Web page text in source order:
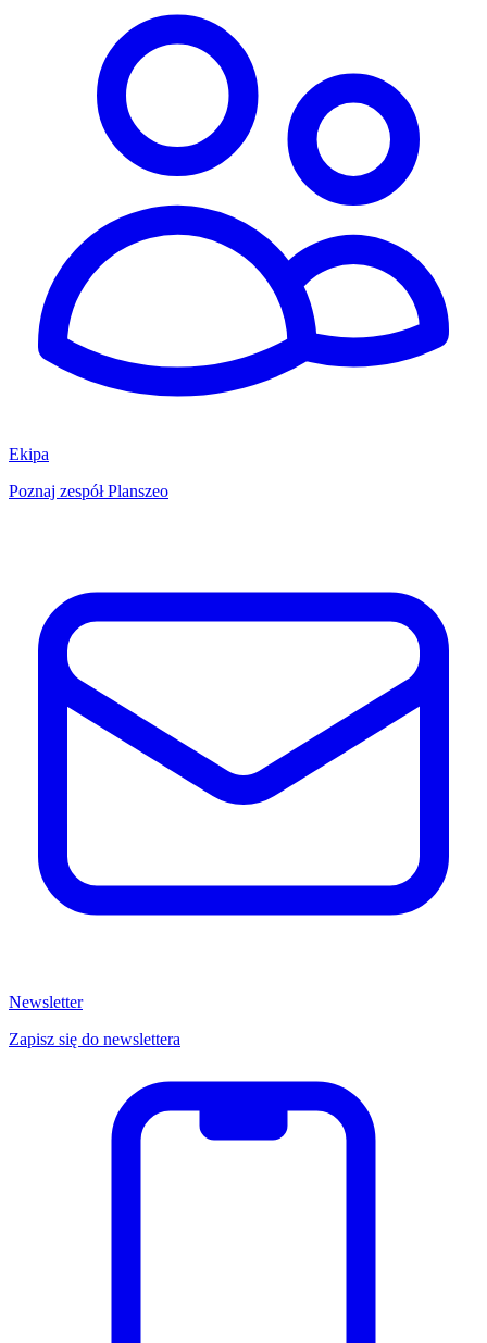
Ekipa
Poznaj zespół Planszeo
Newsletter
Zapisz się do newslettera